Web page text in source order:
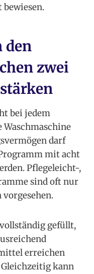
den
zwei
bei jedem
Waschmaschine
darf
mit acht
Pflegeleicht-,
sind oft nur
gefüllt,
erreichen
kann